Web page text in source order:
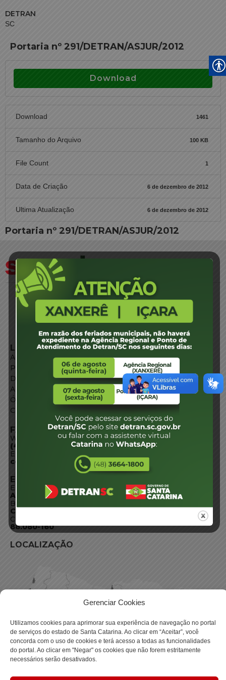
Gerenciar Cookies
Utilizamos cookies para aprimorar sua experiência de navegação no portal
de serviços do estado de Santa Catarina. Ao clicar em “Aceitar”, você
concorda com o uso de cookies e terá acesso a todas as funcionalidades
do portal. Ao clicar em "Negar" os cookies que não forem estritamente
necessários serão desativados.
DETRAN
SC
Portaria nº 291/DETRAN/ASJUR/2012
Download
Download 1461
Tamanho do Arquivo 100 KB
File Count 1
Data de Criação 6 de dezembro de 2012
Ultima Atualização 6 de dezembro de 2012
Portaria nº 291/DETRAN/ASJUR/2012
LINKS EXTERNOS
Agência de Notícias
Portal de Serviços
Diário Oficial
Acesso à Informação
Órgãos do Governo
Conheça SC
FALE CONOSCO
WhatsApp:
(48) 3664-1800
E-mail:
centraldeinformacoes@detran.sc.gov.br
ENDEREÇO
Endereço:
Av. Almirante Tamandaré - 480
Bairro:
Coqueiros, Florianópolis SC
CEP:
88.080-160
LOCALIZAÇÃO